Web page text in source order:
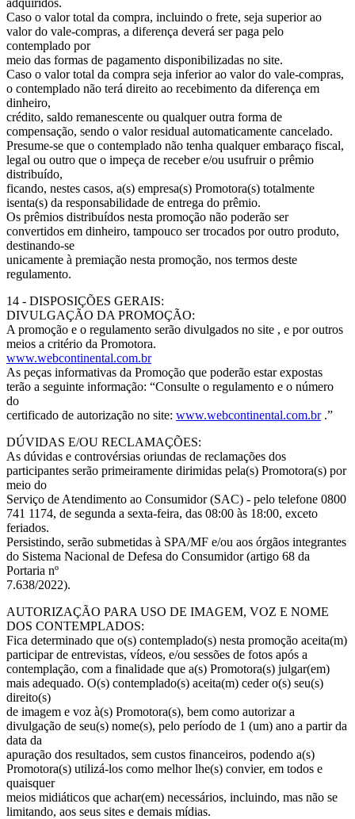
Caso o valor total da compra, incluindo o frete, seja superior ao
valor do vale-compras, a diferença deverá ser paga pelo
contemplado por
meio das formas de pagamento disponibilizadas no site.
Caso o valor total da compra seja inferior ao valor do vale-compras,
o contemplado não terá direito ao recebimento da diferença em
dinheiro,
crédito, saldo remanescente ou qualquer outra forma de
compensação, sendo o valor residual automaticamente cancelado.
Presume-se que o contemplado não tenha qualquer embaraço fiscal,
legal ou outro que o impeça de receber e/ou usufruir o prêmio
distribuído,
ficando, nestes casos, a(s) empresa(s) Promotora(s) totalmente
isenta(s) da responsabilidade de entrega do prêmio.
Os prêmios distribuídos nesta promoção não poderão ser
convertidos em dinheiro, tampouco ser trocados por outro produto,
destinando-se
unicamente à premiação nesta promoção, nos termos deste
regulamento.
14 - DISPOSIÇÕES GERAIS:
DIVULGAÇÃO DA PROMOÇÃO:
A promoção e o regulamento serão divulgados no site , e por outros
meios a critério da Promotora.
www.webcontinental.com.br
As peças informativas da Promoção que poderão estar expostas
terão a seguinte informação: “Consulte o regulamento e o número
do
certificado de autorização no site: www.webcontinental.com.br.”
DÚVIDAS E/OU RECLAMAÇÕES:
As dúvidas e controvérsias oriundas de reclamações dos
participantes serão primeiramente dirimidas pela(s) Promotora(s) por
meio do
Serviço de Atendimento ao Consumidor (SAC) - pelo telefone 0800
741 1174, de segunda a sexta-feira, das 08:00 às 18:00, exceto
feriados.
Persistindo, serão submetidas à SPA/MF e/ou aos órgãos integrantes
do Sistema Nacional de Defesa do Consumidor (artigo 68 da
Portaria nº
7.638/2022).
AUTORIZAÇÃO PARA USO DE IMAGEM, VOZ E NOME
DOS CONTEMPLADOS:
Fica determinado que o(s) contemplado(s) nesta promoção aceita(m)
participar de entrevistas, vídeos, e/ou sessões de fotos após a
contemplação, com a finalidade que a(s) Promotora(s) julgar(em)
mais adequado. O(s) contemplado(s) aceita(m) ceder o(s) seu(s)
direito(s)
de imagem e voz à(s) Promotora(s), bem como autorizar a
divulgação de seu(s) nome(s), pelo período de 1 (um) ano a partir da
data da
apuração dos resultados, sem custos financeiros, podendo a(s)
Promotora(s) utilizá-los como melhor lhe(s) convier, em todos e
quaisquer
meios midiáticos que achar(em) necessários, incluindo, mas não se
limitando, aos seus sites e demais mídias.